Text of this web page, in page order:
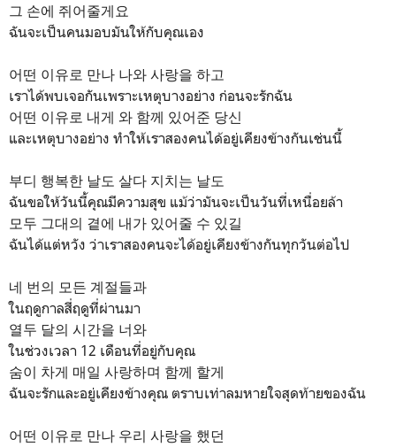
그 손에 쥐어줄게요
ฉันจะเป็นคนมอบมันให้กับคุณเอง
어떤 이유로 만나 나와 사랑을 하고
เราได้พบเจอกันเพราะเหตุบางอย่าง ก่อนจะรักฉัน
어떤 이유로 내게 와 함께 있어준 당신
และเหตุบางอย่าง ทำให้เราสองคนได้อยู่เคียงข้างกันเช่นนี้
부디 행복한 날도 살다 지치는 날도
ฉันขอให้วันนี้คุณมีความสุข แม้ว่ามันจะเป็นวันที่เหนื่อยล้า
모두 그대의 곁에 내가 있어줄 수 있길
ฉันได้แต่หวัง ว่าเราสองคนจะได้อยู่เคียงข้างกันทุกวันต่อไป
네 번의 모든 계절들과
ในฤดูกาลสี่ฤดูที่ผ่านมา
열두 달의 시간을 너와
ในช่วงเวลา 12 เดือนที่อยู่กับคุณ
숨이 차게 매일 사랑하며 함께 할게
ฉันจะรักและอยู่เคียงข้างคุณ ตราบเท่าลมหายใจสุดท้ายของฉัน
어떤 이유로 만나 우리 사랑을 했던